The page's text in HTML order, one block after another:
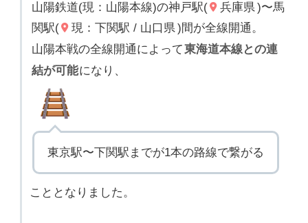
山陽鉄道(現：山陽本線)の神戸駅( 兵庫県)〜馬
関駅(
現：下関駅 / 山口県)間が全線開通。
山陽本戦の全線開通によって東海道本線との連
結が可能になり、
東京駅〜下関駅までが1本の路線で繋がる
こととなりました。